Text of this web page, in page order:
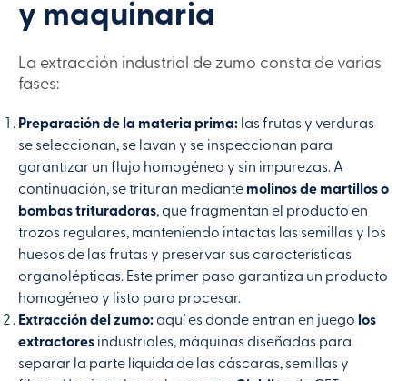
y maquinaria
La extracción industrial de zumo consta de varias
fases:
Preparación de la materia prima: las frutas y verduras
se seleccionan, se lavan y se inspeccionan para
garantizar un flujo homogéneo y sin impurezas. A
continuación, se trituran mediante molinos de martillos o
bombas trituradoras, que fragmentan el producto en
trozos regulares, manteniendo intactas las semillas y los
huesos de las frutas y preservar sus características
organolépticas. Este primer paso garantiza un producto
homogéneo y listo para procesar.
Extracción del zumo:aquí es donde entran en juego los
extractores industriales, máquinas diseñadas para
separar la parte líquida de las cáscaras, semillas y